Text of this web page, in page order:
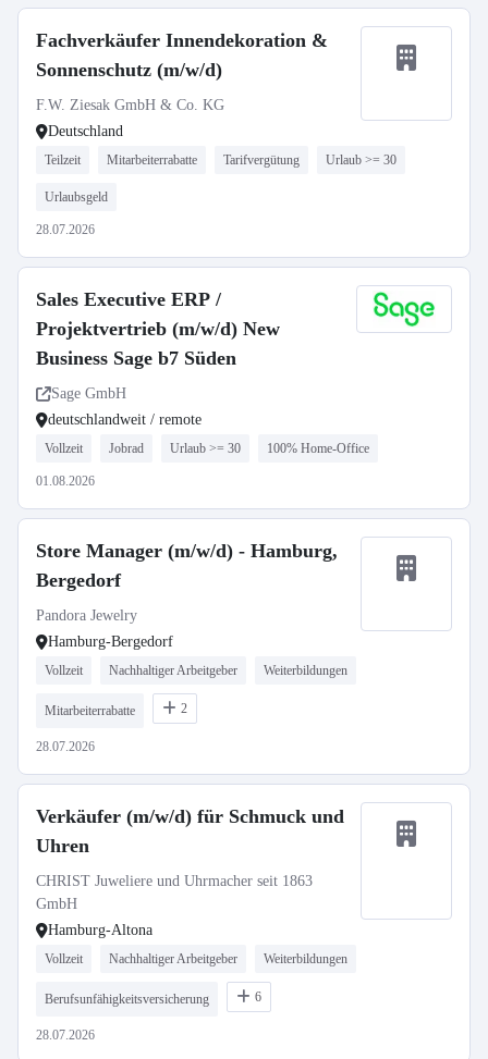
Fachverkäufer Innendekoration &
Sonnenschutz (m/w/d)
F.W. Ziesak GmbH & Co. KG
Deutschland
Teilzeit Mitarbeiterrabatte Tarifvergütung Urlaub >= 30
Urlaubsgeld
28.07.2026
Sales Executive ERP /
Projektvertrieb (m/w/d) New
Business Sage b7 Süden
Sage GmbH
deutschlandweit / remote
Vollzeit Jobrad Urlaub >= 30 100% Home-Office
01.08.2026
Store Manager (m/w/d) - Hamburg,
Bergedorf
Pandora Jewelry
Hamburg-Bergedorf
Vollzeit Nachhaltiger Arbeitgeber Weiterbildungen
Mitarbeiterrabatte 2
28.07.2026
Verkäufer (m/w/d) für Schmuck und
Uhren
CHRIST Juweliere und Uhrmacher seit 1863
GmbH
Hamburg-Altona
Vollzeit Nachhaltiger Arbeitgeber Weiterbildungen
Berufsunfähigkeitsversicherung 6
28.07.2026